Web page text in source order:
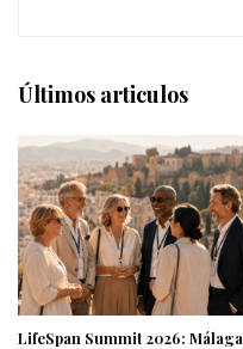
Últimos articulos
LifeSpan Summit 2026: Málaga